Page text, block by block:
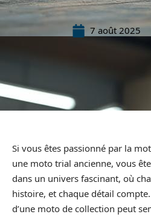
7 août 2025
Si vous êtes passionné par la
une moto trial ancienne, vous
dans un univers fascinant, où
histoire, et chaque détail
d’une moto de collection peut